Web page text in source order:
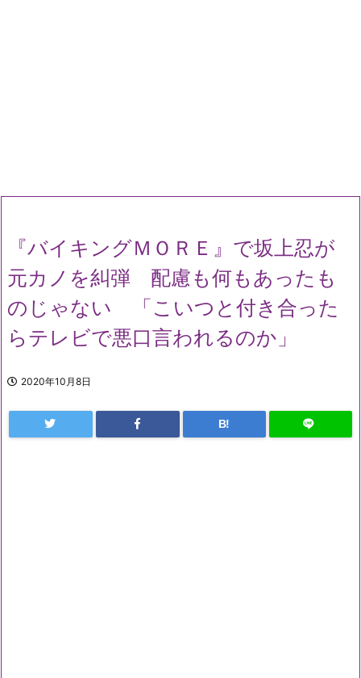
『バイキングＭＯＲＥ』で坂上忍が
元カノを糾弾 配慮も何もあったも
のじゃない 「こいつと付き合った
らテレビで悪口言われるのか」
2020年10月8日
B!